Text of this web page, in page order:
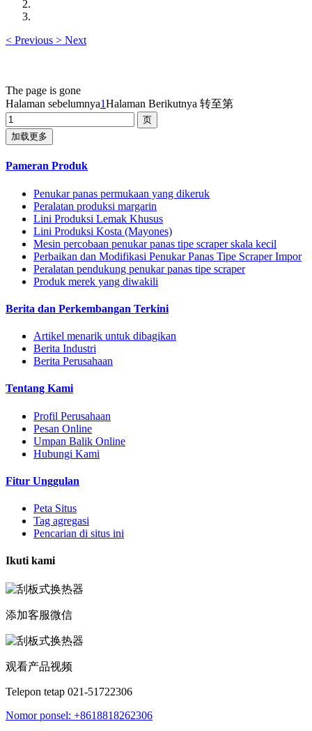
< Previous > Next
The page is gone
Halaman sebelumnya1Halaman Berikutnya 转至第
加载更多
Pameran Produk
Penukar panas permukaan yang dikeruk
Peralatan produksi margarin
Lini Produksi Lemak Khusus
Lini Produksi Kosta (Mayones)
Mesin percobaan penukar panas tipe scraper skala kecil
Perbaikan dan Modifikasi Penukar Panas Tipe Scraper Impor
Peralatan pendukung penukar panas tipe scraper
Produk merek yang diwakili
Berita dan Perkembangan Terkini
Artikel menarik untuk dibagikan
Berita Industri
Berita Perusahaan
Tentang Kami
Profil Perusahaan
Pesan Online
Umpan Balik Online
Hubungi Kami
Fitur Unggulan
Peta Situs
Tag agregasi
Pencarian di situs ini
Ikuti kami
添加客服微信
观看产品视频
Telepon tetap 021-51722306
Nomor ponsel: +8618818262306